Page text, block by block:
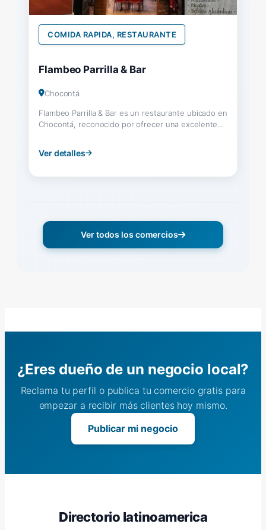
COMIDA RAPIDA, RESTAURANTE
Flambeo Parrilla & Bar
Chocontá
Flambeo Parrilla & Bar es un restaurante ubicado en
Chocontá, reconocido por ofrecer una excelente...
Ver detalles
Ver todos los comercios
¿Eres dueño de un negocio local?
Reclama tu perfil o publica tu comercio gratis para
empezar a recibir más clientes hoy mismo.
Publicar mi negocio
Directorio latinoamerica